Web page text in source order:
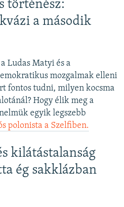
történész:
a második
Ludas Matyi és a
mozgalmak elleni
fontos tudni, milyen kocsma
Hogy élik meg a
egyik legszebb
polonista a Szelfiben.
kilátástalanság
ég sakklázban